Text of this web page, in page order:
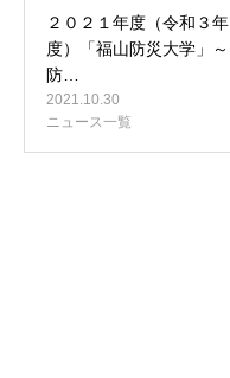
２０２１年度（令和３年
度）「福山防災大学」～
防…
2021.10.30
ニュース一覧